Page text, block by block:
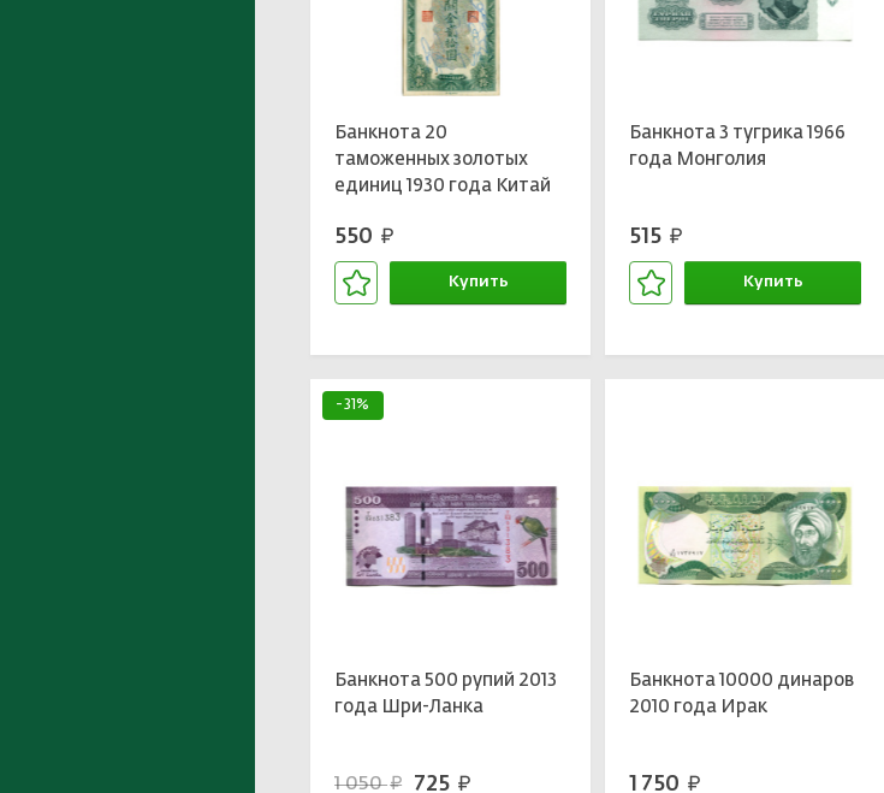
Банкнота 20
таможенных золотых
единиц 1930 года Китай
550 руб.
Купить
Банкнота 3 тугрика 1966
года Монголия
515 руб.
Купить
-31%
Банкнота 500 рупий 2013
года Шри-Ланка
1 050руб. 725 руб.
Банкнота 10000 динаров
2010 года Ирак
1 750 руб.